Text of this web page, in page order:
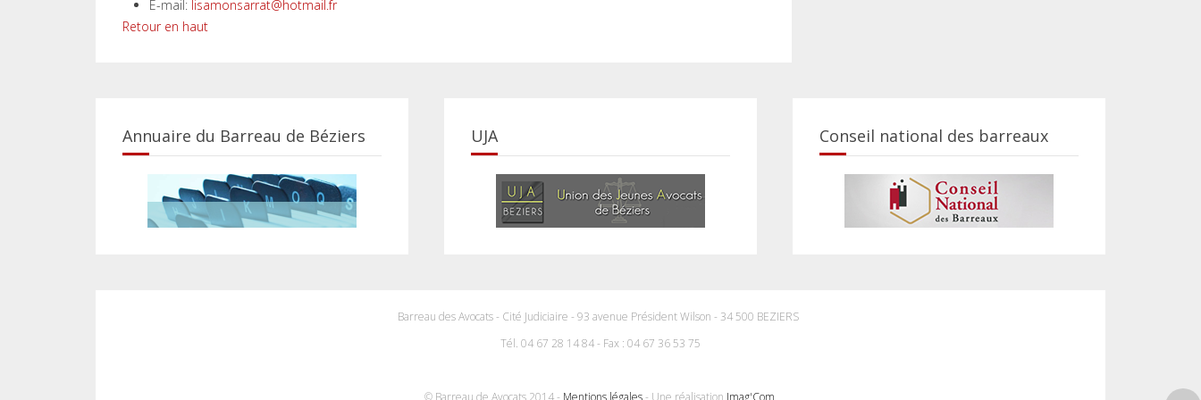
E-mail: lisamonsarrat@hotmail.fr
Retour en haut
Annuaire du Barreau de Béziers UJA Conseil national des barreaux
Barreau des Avocats - Cité Judiciaire - 93 avenue Président Wilson - 34 500 BEZIERS
Tél. 04 67 28 14 84 - Fax : 04 67 36 53 75
© Barreau de Avocats 2014 - Mentions légales- Une réalisation Imag'Com